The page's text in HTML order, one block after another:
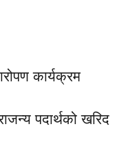
कार्यक्रम
पदार्थको खरिद